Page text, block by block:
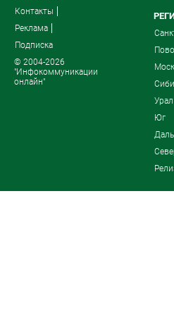
Контакты
Реклама
Подписка
© 2004-2026
"Инфокоммуникации
онлайн"
Урал
Юг